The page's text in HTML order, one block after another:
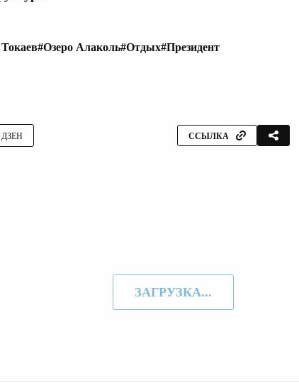
#Озеро Алаколь#Отдых#Президент
ДЗЕН ССЫЛКА
ЗАГРУЗКА...